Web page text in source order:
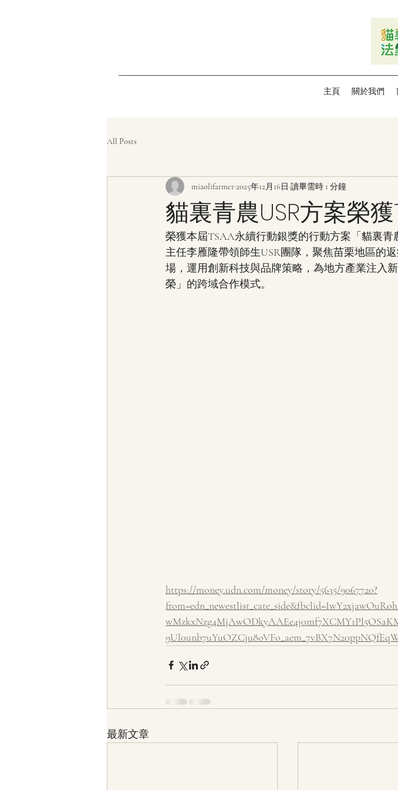
主頁 關於我們
All Posts
貓裏青農USR方案榮
miaolifarmer2025年12月16日 讀畢需時 1 分鐘
榮獲本屆TSAA永續行動銀獎的行動方案「貓裏
主任李雁隆帶領師生USR團隊，聚焦苗栗地區的
場，運用創新科技與品牌策略，為地方產業注入
榮」的跨域合作模式。
https://money.udn.com/money/story/5635/9067720?
最新文章